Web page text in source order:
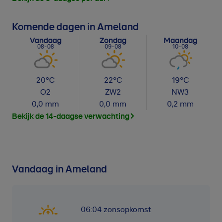
Komende dagen in Ameland
Vandaag
08-08
20°C
O2
0,0 mm
Zondag
09-08
22°C
ZW2
0,0 mm
Maandag
10-08
19°C
NW3
0,2 mm
Bekijk de 14-daagse verwachting
Vandaag in Ameland
06:04 zonsopkomst